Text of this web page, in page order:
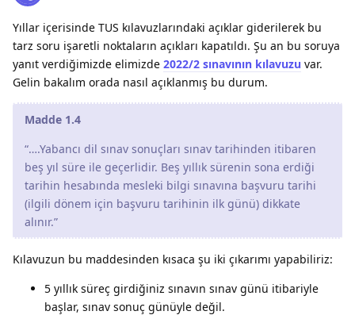
Yıllar içerisinde TUS kılavuzlarındaki açıklar giderilerek bu
tarz soru işaretli noktaların açıkları kapatıldı. Şu an bu soruya
yanıt verdiğimizde elimizde 2022/2 sınavının kılavuzu var.
Gelin bakalım orada nasıl açıklanmış bu durum.
Madde 1.4
“….Yabancı dil sınav sonuçları sınav tarihinden itibaren
beş yıl süre ile geçerlidir. Beş yıllık sürenin sona erdiği
tarihin hesabında mesleki bilgi sınavına başvuru tarihi
(ilgili dönem için başvuru tarihinin ilk günü) dikkate
alınır.”
Kılavuzun bu maddesinden kısaca şu iki çıkarımı yapabiliriz:
5 yıllık süreç girdiğiniz sınavın sınav günü itibariyle
başlar, sınav sonuç günüyle değil.